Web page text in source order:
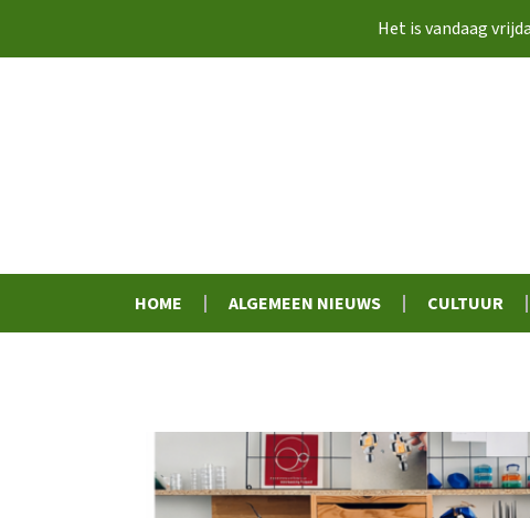
Het is vandaag
HOME ALGEMEEN NIEUWS CULTUUR